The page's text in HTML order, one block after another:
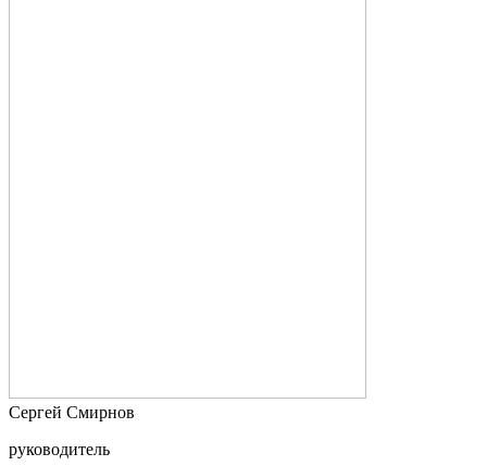
Cергей Смирнов
руководитель